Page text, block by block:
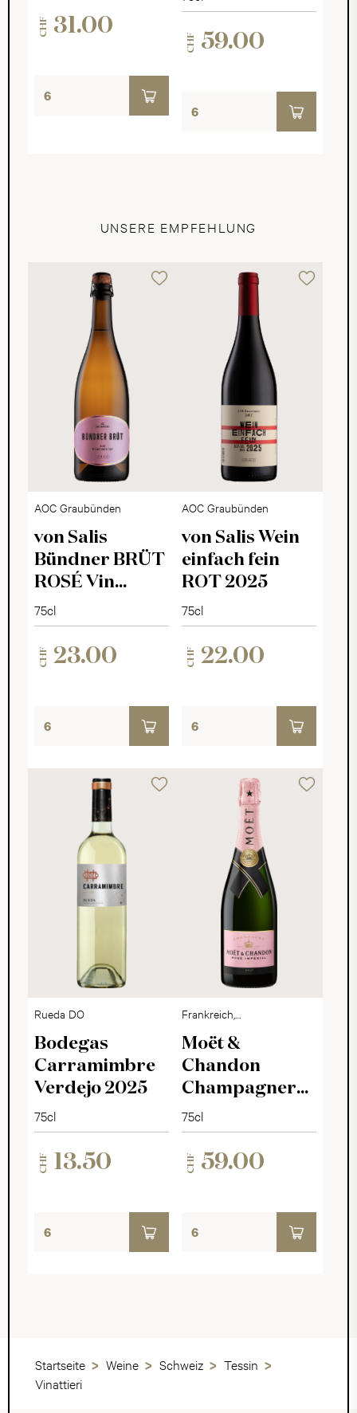
CHF 31.00
CHF 59.00
UNSERE EMPFEHLUNG
AOC Graubünden
von Salis
Bündner BRÜT
ROSÉ Vin
Mousseux 2025
75cl
CHF 23.00
AOC Graubünden
von Salis Wein
einfach fein
ROT 2025
75cl
CHF 22.00
Rueda DO
Bodegas
Carramimbre
Verdejo 2025
75cl
CHF 13.50
Frankreich,
Champagne
Moët &
Chandon
Champagner
Rosé Impérial
75cl
CHF 59.00
Startseite Weine Schweiz
Tessin
Vinattieri